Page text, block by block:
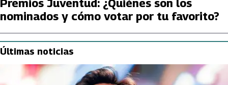
Premios Juventud: ¿Quiénes son los
nominados y cómo votar por tu favorito?
Últimas noticias